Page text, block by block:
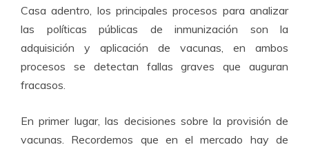
Casa adentro, los principales procesos para analizar
las políticas públicas de inmunización son la
adquisición y aplicación de vacunas, en ambos
procesos se detectan fallas graves que auguran
fracasos.
En primer lugar, las decisiones sobre la provisión de
vacunas. Recordemos que en el mercado hay de